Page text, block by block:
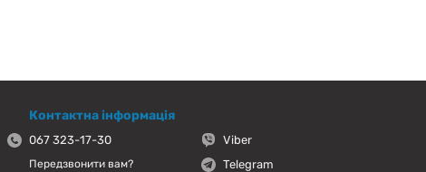
Контактна інформація
067 323-17-30
Передзвонити вам?
Viber
Telegram